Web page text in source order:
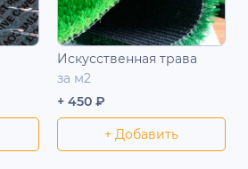
Искусственная трава
за м2
+ 450 ₽
+ Добавить